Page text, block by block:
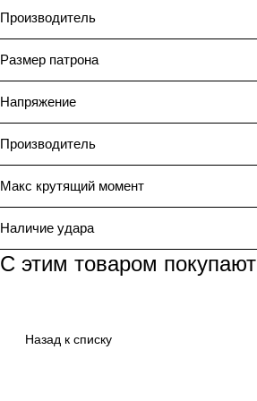
Производитель
Размер патрона
Напряжение
Производитель
Макс крутящий момент
Наличие удара
С этим товаром покупают
Назад к списку